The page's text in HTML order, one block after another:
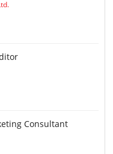
Consultant